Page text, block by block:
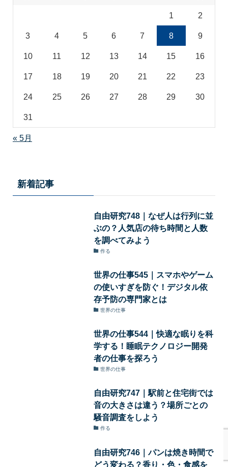
1 2
3 4 5 6 7 8 9
10 11 12 13 14 15 16
17 18 19 20 21 22 23
24 25 26 27 28 29 30
31
« 5月
新着記事
自由研究748｜なぜ人は行列に並
ぶの？人気店の待ち時間と人数
を調べてみよう
作る
世界の仕事545｜スマホやゲーム
の使いすぎを防ぐ！デジタル依
存予防の専門家とは
世界の仕事
世界の仕事544｜快適な眠りを科
学する！睡眠テクノロジー開発
者の仕事を探ろう
世界の仕事
自由研究747｜駅前と住宅街では
音の大きさは違う？場所ごとの
騒音調査をしよう
作る
自由研究746｜パンは焼き時間で
どう変わる？香り・色・食感を